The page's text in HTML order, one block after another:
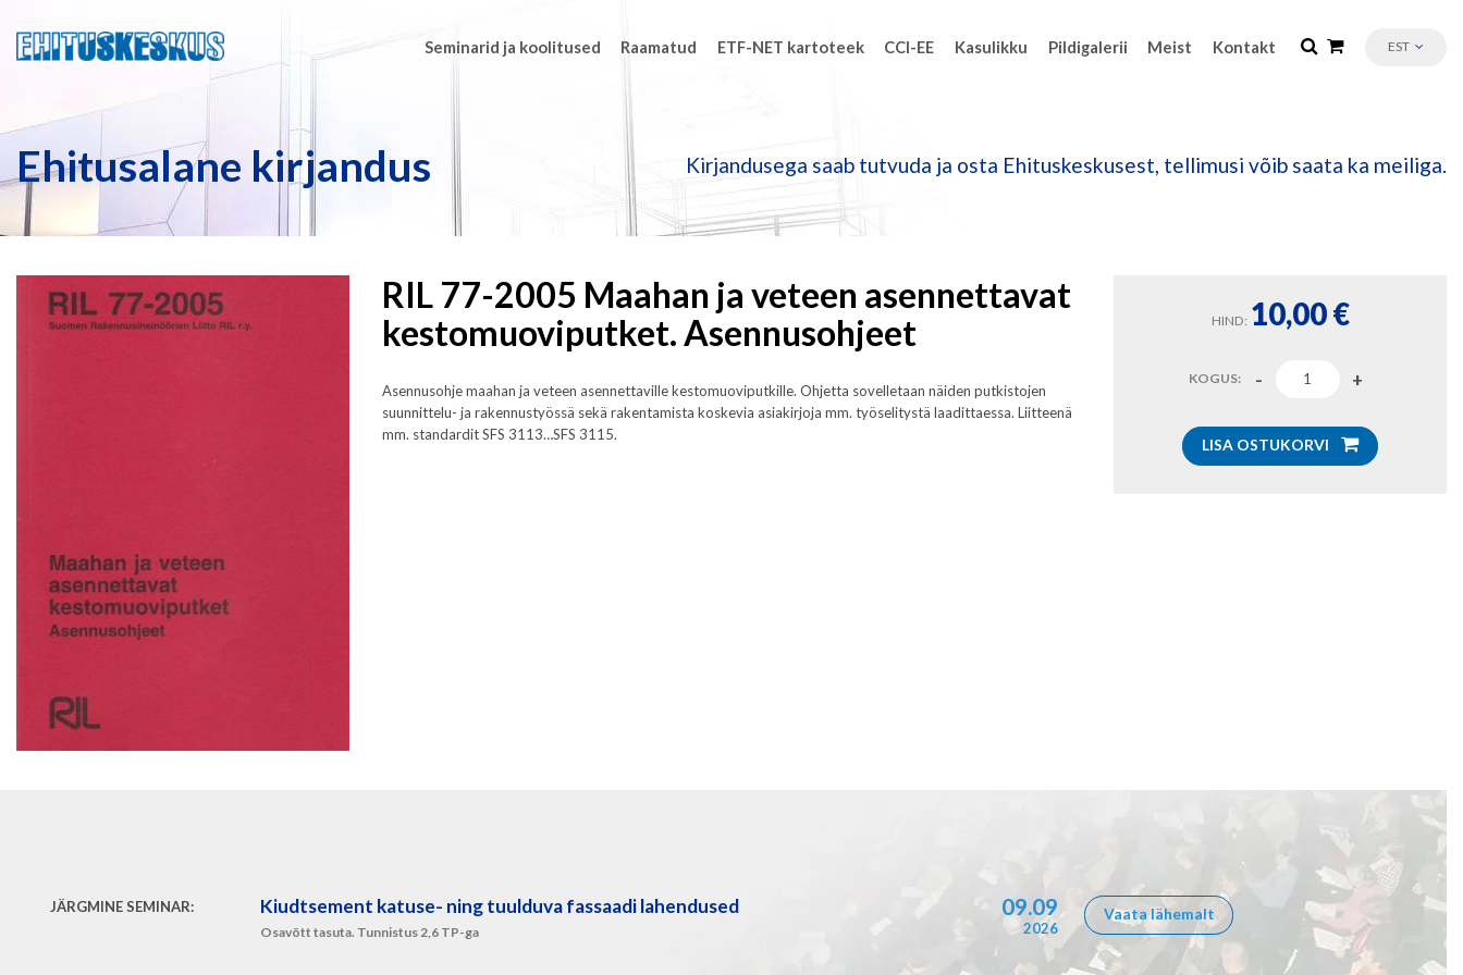
Seminarid ja koolitused Raamatud ETF-NET kartoteek CCI-EE Kasulikku Pildigalerii Meist Kontakt EST
Ehitusalane kirjandus Kirjandusega saab tutvuda ja osta Ehituskeskusest, tellimusi võib saata ka meiliga.
RIL 77-2005 Maahan ja veteen asennettavat
kestomuoviputket. Asennusohjeet
Asennusohje maahan ja veteen asennettaville kestomuoviputkille. Ohjetta sovelletaan näiden putkistojen
suunnittelu- ja rakennustyössä sekä rakentamista koskevia asiakirjoja mm. työselitystä laadittaessa. Liitteenä
mm. standardit SFS 3113…SFS 3115.
HIND: 10,00€
KOGUS:
LISA OSTUKORVI
JÄRGMINE SEMINAR: Kiudtsement katuse- ning tuulduva fassaadi lahendused
Osavõtt tasuta. Tunnistus 2,6 TP-ga
09.09
2026
Vaata lähemalt